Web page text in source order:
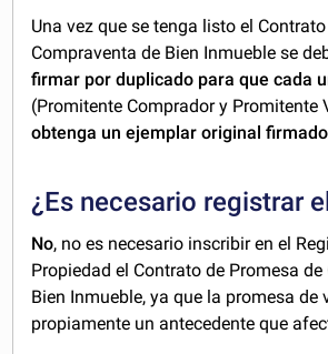
Una vez que se tenga listo el
Compraventa de Bien Inmueble se
firmar por duplicado para que cada
(Promitente Comprador y Promitente
obtenga un ejemplar original firmado
¿Es necesario registrar
No, no es necesario inscribir en el
Propiedad el Contrato de Promesa
Bien Inmueble, ya que la promesa de
propiamente un antecedente que